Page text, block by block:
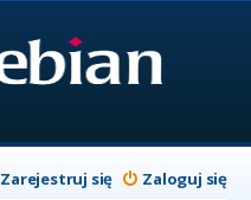
Zaloguj się
Zarejestruj się